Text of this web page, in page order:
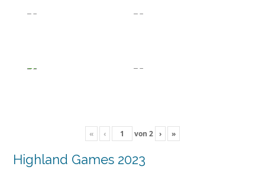
« ‹ von 2 › »
Highland Games 2023